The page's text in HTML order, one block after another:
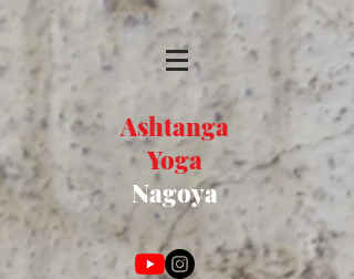
Ashtanga
Yoga
Nagoya